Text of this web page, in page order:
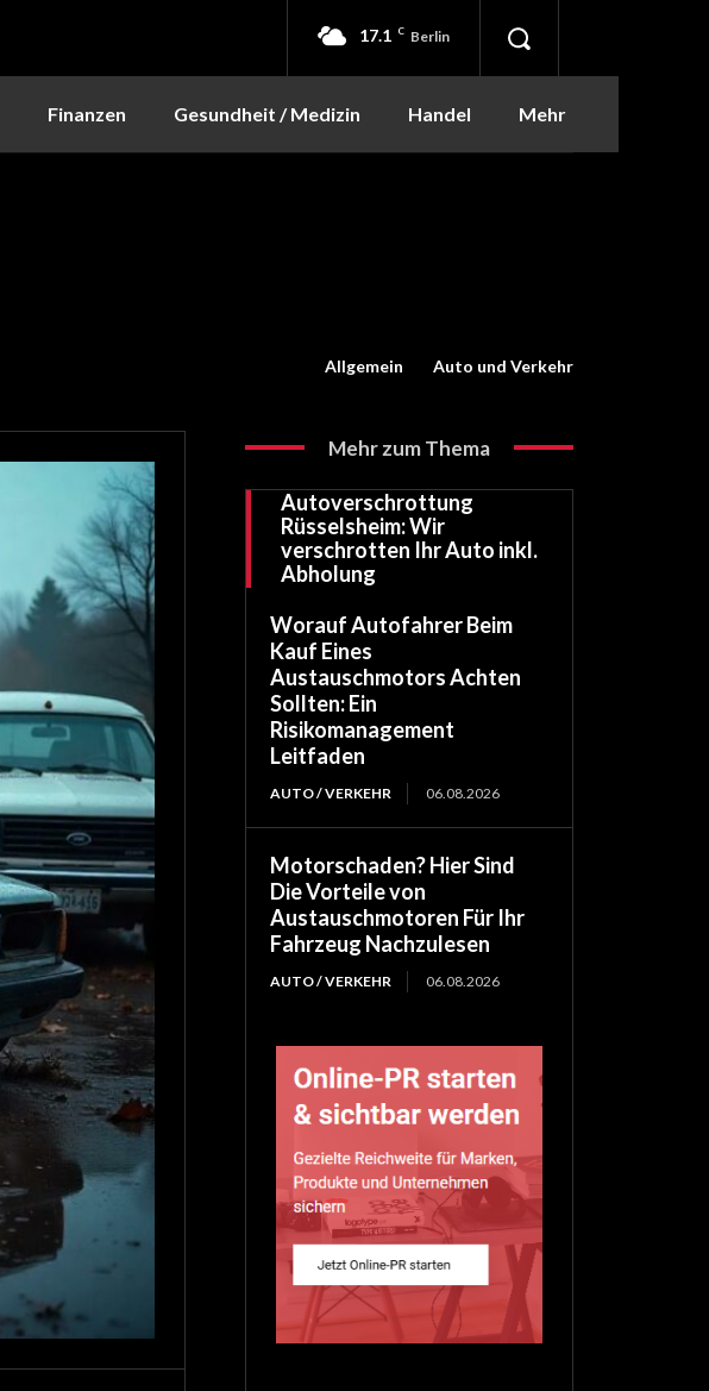
17.1 C Berlin
Finanzen Gesundheit / Medizin Handel Mehr
Allgemein Auto und Verkehr
Mehr zum Thema
Autoverschrottung
Rüsselsheim: Wir
verschrotten Ihr Auto inkl.
Abholung
Worauf Autofahrer Beim
Kauf Eines
Austauschmotors Achten
Sollten: Ein
Risikomanagement
Leitfaden
AUTO / VERKEHR 06.08.2026
Motorschaden? Hier Sind
Die Vorteile von
Austauschmotoren Für Ihr
Fahrzeug Nachzulesen
AUTO / VERKEHR 06.08.2026